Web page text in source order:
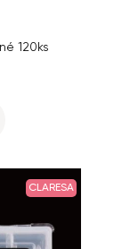
120ks
CLARESA